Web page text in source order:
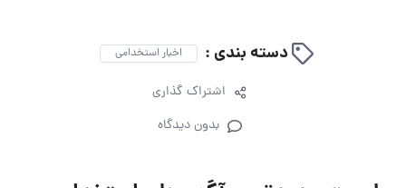
دسته بندی : اخبار استخدامی
اشتراک گذاری
بدون دیدگاه